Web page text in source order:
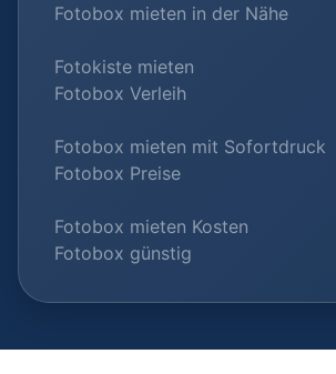
Fotobox mieten in der Nähe
Fotokiste mieten
Fotobox Verleih
Fotobox mieten mit Sofortdruck
Fotobox Preise
Fotobox mieten Kosten
Fotobox günstig